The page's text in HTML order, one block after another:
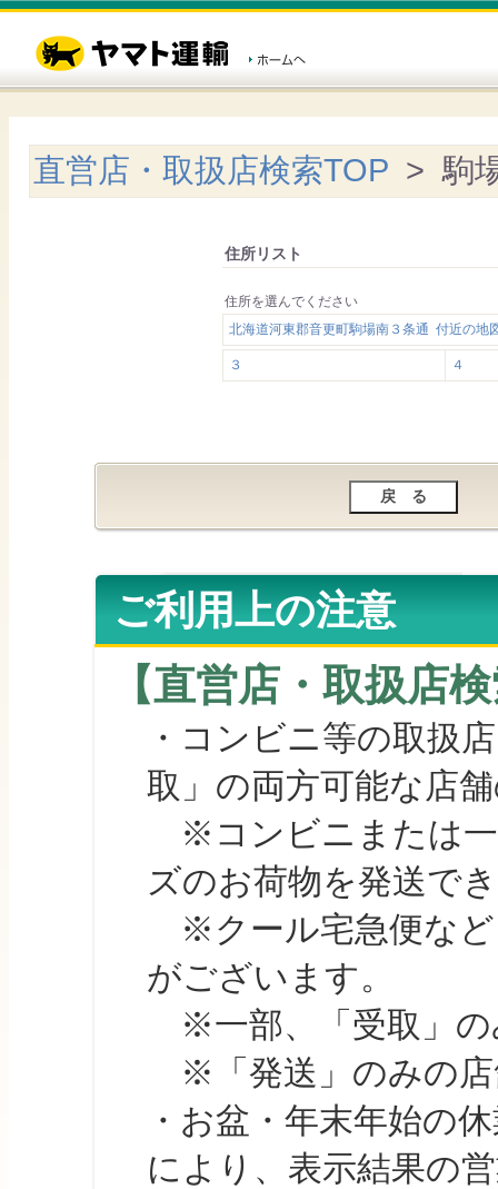
直営店・取扱店検索TOP > 駒
住所リスト
住所を選んでください
北海道河東郡音更町駒場南３条通 付近の地
３ ４
ご利用上の注意
【直営店・取扱店
・コンビニ等の取扱
取」の両方可能な店
※コンビニまたは一
ズのお荷物を発送で
※クール宅急便など
がございます。
※一部、「受取」の
※「発送」のみの店
・お盆・年末年始の
により、表示結果の